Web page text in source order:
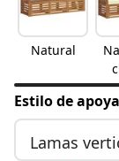
Natural
Estilo de
Lamas